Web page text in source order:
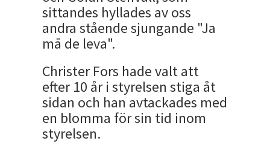
sittandes hyllades av oss
andra stående sjungande "Ja
må de leva".
Christer Fors hade valt att
efter 10 år i styrelsen stiga åt
sidan och han avtackades med
en blomma för sin tid inom
styrelsen.